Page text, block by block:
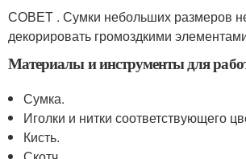
СОВЕТ . Сумки небольших размеров
декорировать громоздкими
Материалы и инструменты для
Сумка.
Иголки и нитки соответствующего
Кисть.